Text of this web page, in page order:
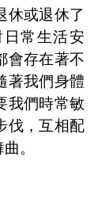
休或退休了
常生活安
會存在著不
著我們身體
我們時常敏
伐，互相配
曲。